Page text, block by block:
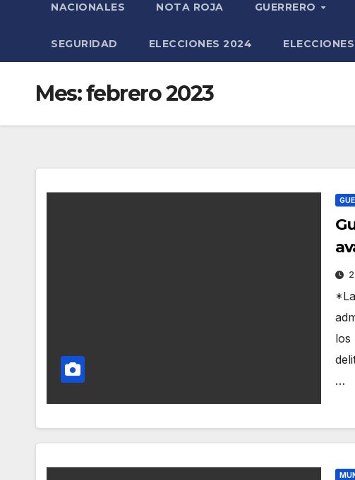
NACIONALES NOTA ROJA GUERRERO
SEGURIDAD ELECCIONES 2024
Mes:febrero 2023
los
…